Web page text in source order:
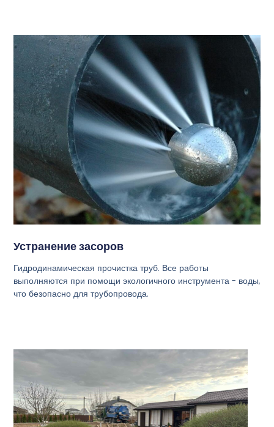
Устранение засоров
Гидродинамическая прочистка труб. Все работы
выполняются при помощи экологичного инструмента - воды,
что безопасно для трубопровода.